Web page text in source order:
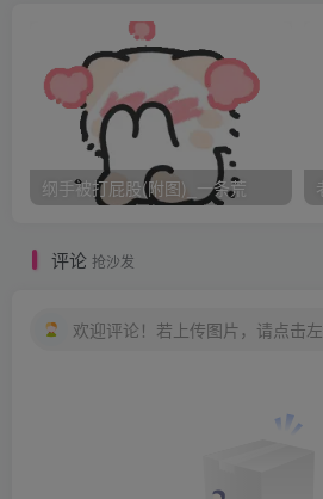
我一失重，倒在她身上。她把我往
不会掉下去。
这是第一次我和她的亲密接触。她
自己脸的温度。
纲手被打屁股(附图)_一条荒
评论 抢沙发